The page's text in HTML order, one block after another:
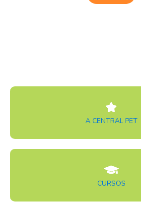
A CENTRAL PET
CURSOS